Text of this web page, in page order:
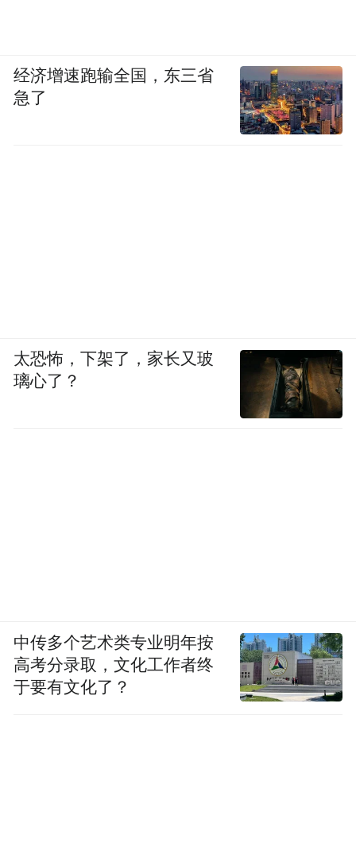
经济增速跑输全国，东三省
急了
太恐怖，下架了，家长又玻
璃心了？
中传多个艺术类专业明年按
高考分录取，文化工作者终
于要有文化了？